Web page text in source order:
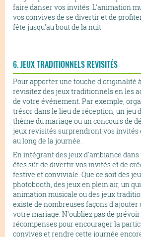
faire danser vos invités. L'animation
vos convives de se divertir et de
fête jusqu'au bout de la nuit.
6. JEUX TRADITIONNELS REVISITÉS
Pour apporter une touche d'originalité
revisitez des jeux traditionnels en les
de votre événement. Par exemple,
trésor dans le lieu de réception, un jeu
thème du mariage ou un concours de
jeux revisités surprendront vos
au long de la journée.
En intégrant des jeux d'ambiance
êtes sûr de divertir vos invités et de
festive et conviviale. Que ce soit des
photobooth, des jeux en plein air, un
animation musicale ou des jeux
existe de nombreuses façons d'ajouter
votre mariage. N'oubliez pas de
récompenses pour encourager la
convives et rendre cette journée